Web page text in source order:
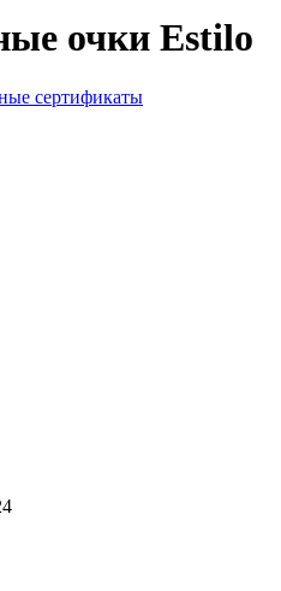
очки Estilo
сертификаты